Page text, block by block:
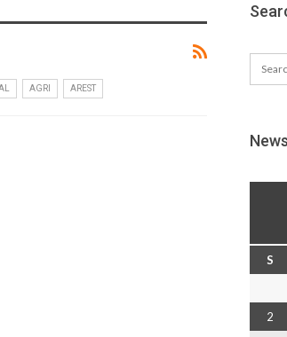
AGRI AREST
S
2